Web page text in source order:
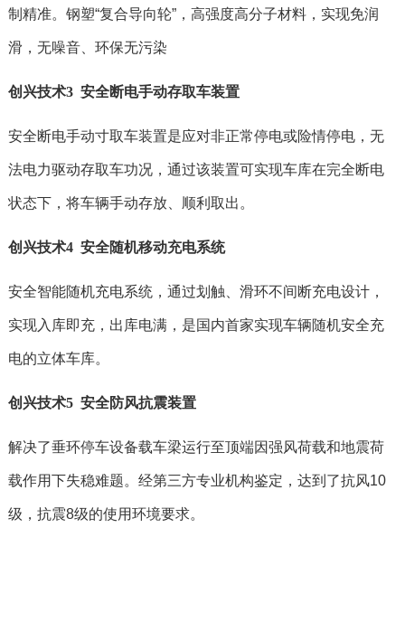
制精准。钢塑“复合导向轮”，高强度高分子材料，实现免润
滑，无噪音、环保无污染
创兴技术3 安全断电手动存取车装置
安全断电手动寸取车装置是应对非正常停电或险情停电，无
法电力驱动存取车功况，通过该装置可实现车库在完全断电
状态下，将车辆手动存放、顺利取出。
创兴技术4 安全随机移动充电系统
安全智能随机充电系统，通过划触、滑环不间断充电设计，
实现入库即充，出库电满，是国内首家实现车辆随机安全充
电的立体车库。
创兴技术5 安全防风抗震装置
解决了垂环停车设备载车梁运行至顶端因强风荷载和地震荷
载作用下失稳难题。经第三方专业机构鉴定，达到了抗风10
级，抗震8级的使用环境要求。